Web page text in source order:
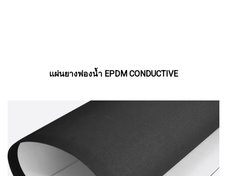
แผ่นยางฟองน้ำ EPDM CONDUCTIVE